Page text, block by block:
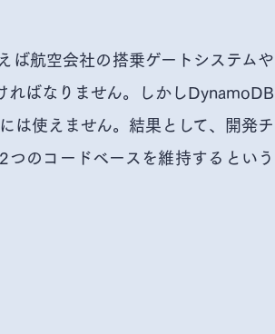
ば航空会社の搭乗ゲートシステムや
ばなりません。しかしDynamoDB
は使えません。結果として、開発チ
のコードベースを維持するという